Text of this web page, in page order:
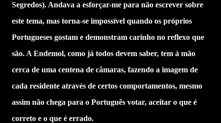
Segredos). Andava a esforçar-me para não escrever sobre
este tema, mas torna-se impossível quando os próprios
Portugueses gostam e demonstram carinho no reflexo que
são. A Endemol, como já todos devem saber, tem à mão
cerca de uma centena de câmaras, fazendo a imagem de
cada residente através de certos comportamentos, mesmo
assim não chega para o Português votar, aceitar o que é
correto e o que é errado.